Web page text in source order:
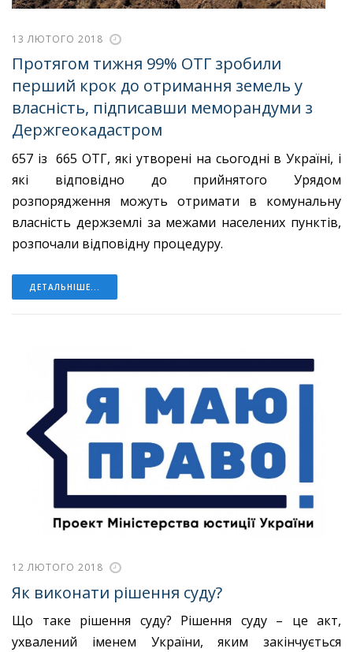
13 ЛЮТОГО 2018
Протягом тижня 99% ОТГ зробили
перший крок до отримання земель у
власність, підписавши меморандуми з
Держгеокадастром
657 із 665 ОТГ, які утворені на сьогодні в Україні, і
які відповідно до прийнятого Урядом
розпорядження можуть отримати в комунальну
власність держземлі за межами населених пунктів,
розпочали відповідну процедуру.
ДЕТАЛЬНІШЕ...
12 ЛЮТОГО 2018
Як виконати рішення суду?
Що таке рішення суду? Рішення суду – це акт,
ухвалений іменем України, яким закінчується